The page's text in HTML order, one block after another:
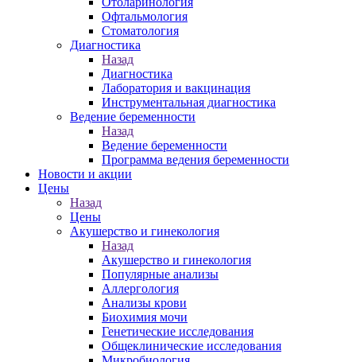
Офтальмология
Стоматология
Диагностика
Назад
Диагностика
Лаборатория и вакцинация
Инструментальная диагностика
Ведение беременности
Назад
Ведение беременности
Программа ведения беременности
Новости и акции
Цены
Назад
Цены
Акушерство и гинекология
Назад
Акушерство и гинекология
Популярные анализы
Аллергология
Анализы крови
Биохимия мочи
Генетические исследования
Общеклинические исследования